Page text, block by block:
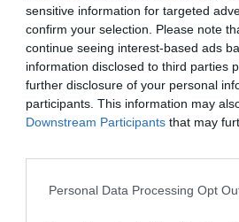
sensitive information for targeted
confirm your selection. Please note
continue seeing interest-based ads
information disclosed to third parties
further disclosure of your personal
participants. This information may
Downstream Participants that may
Personal Data Processing Opt